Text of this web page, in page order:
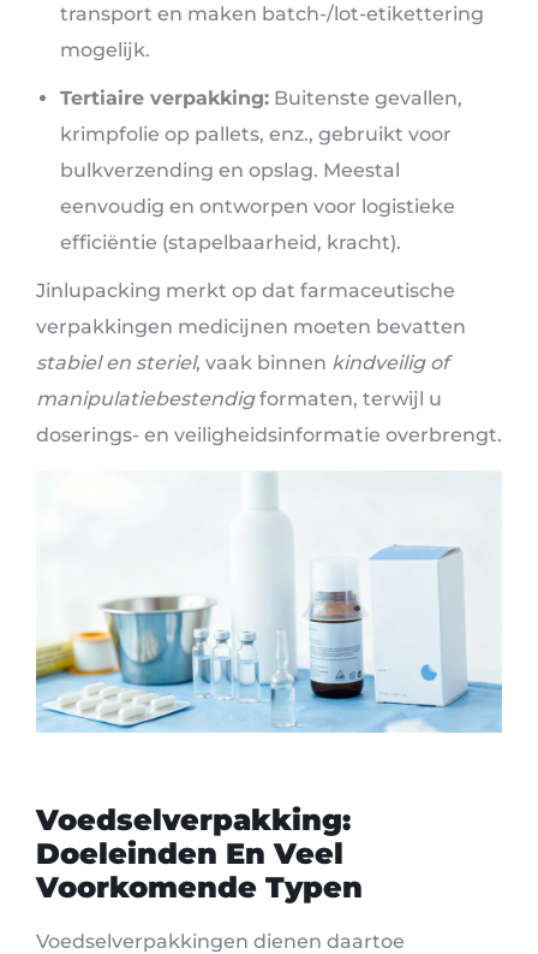
transport en maken batch-/lot-etikettering
mogelijk.
Tertiaire verpakking: Buitenste gevallen,
krimpfolie op pallets, enz., gebruikt voor
bulkverzending en opslag. Meestal
eenvoudig en ontworpen voor logistieke
efficiëntie (stapelbaarheid, kracht).
Jinlupacking merkt op dat farmaceutische
verpakkingen medicijnen moeten bevatten
stabiel en steriel, vaak binnen kindveilig of
manipulatiebestendigformaten, terwijl u
doserings- en veiligheidsinformatie overbrengt.
Voedselverpakking:
Doeleinden En Veel
Voorkomende Typen
Voedselverpakkingen dienen daartoe